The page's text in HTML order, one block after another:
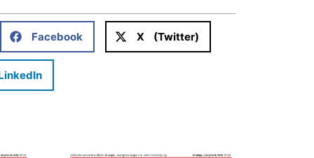
Facebook X (Twitter)